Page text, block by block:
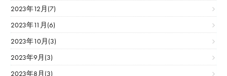
2023年12月(7)
2023年11月(6)
2023年10月(3)
2023年9月(3)
2023年8月(3)